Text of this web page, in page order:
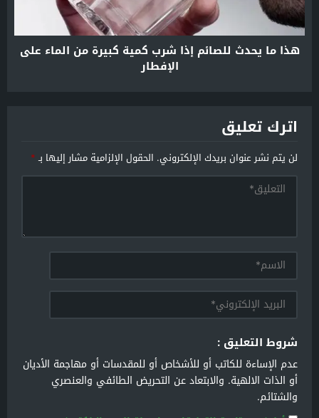
هذا ما يحدث للصائم إذا شرب كمية كبيرة من الماء على
الإفطار
اترك تعليق
لن يتم نشر عنوان بريدك الإلكتروني. الحقول الإلزامية مشار إليها بـ*
شروط التعليق :
عدم الإساءة للكاتب أو للأشخاص أو للمقدسات أو مهاجمة الأديان
أو الذات الالهية. والابتعاد عن التحريض الطائفي والعنصري
والشتائم.